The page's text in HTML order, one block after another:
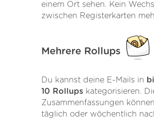
einem Ort sehen. Kein
zwischen Registerkarten
Mehrere Rollups
Du kannst deine E-Mails in
10 Rollups kategorisieren.
Zusammenfassungen können
täglich oder wöchentlich